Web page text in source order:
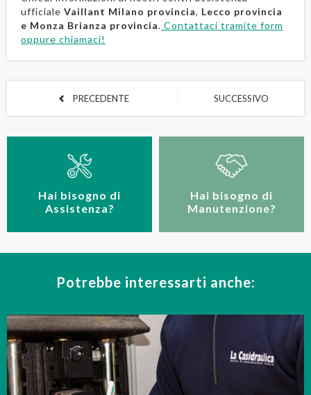
ufficiale Vaillant Milano provincia, Lecco provincia
e Monza Brianza provincia. Contattaci tramite form
oppure chiamaci!
PRECEDENTE SUCCESSIVO
Hai bisogno di
Assistenza?
Hai bisogno di
Manutenzione?
Potrebbe interessarti anche: